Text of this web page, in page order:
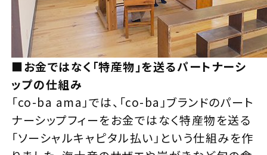
■お金ではなく「特産物」を送るパートナーシ
ップの仕組み
「co-ba ama」では、「co-ba」ブランドのパート
ナーシップフィーをお金ではなく特産物を送る
「ソーシャルキャピタル払い」という仕組みを作